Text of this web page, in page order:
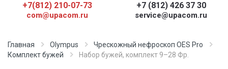
+7(812) 210-07-73
com@upacom.ru
+7 (812) 426 37 30
service@upacom.ru
Главная Olympus
Чрескожный нефроскоп OES Pro
Комплект бужей
Набор бужей, комплект 9–28 Фр.